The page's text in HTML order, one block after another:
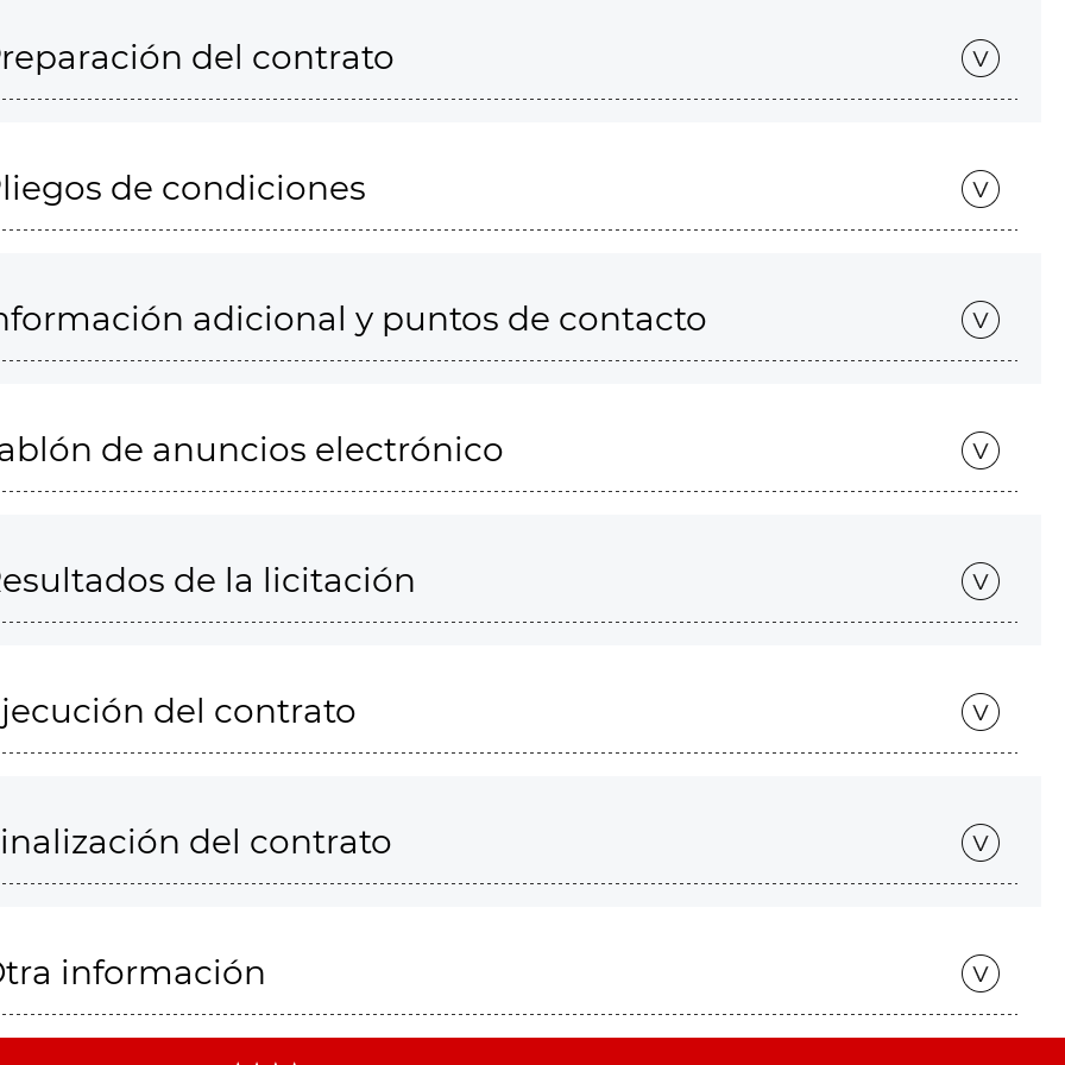
del contrato
de condiciones
adicional y puntos de contacto
de anuncios electrónico
de la licitación
del contrato
del contrato
información